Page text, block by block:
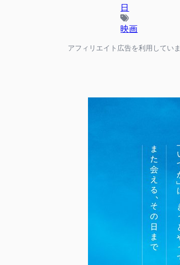
日
映画
アフィリエイト広告を利用してい